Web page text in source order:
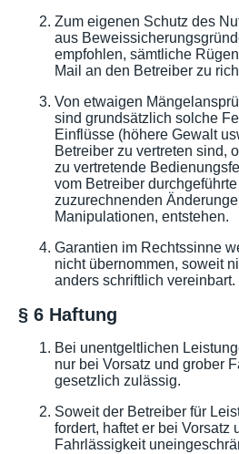
Zum eigenen Schutz des
aus
empfohlen, sämtliche
Mail an den Betreiber zu
Von etwaigen
sind grundsätzlich solche
Einflüsse (höhere Gewalt
Betreiber zu vertreten sind,
zu vertretende
vom Betreiber
zuzurechnenden
Manipulationen, entstehen.
Garantien im Rechtssinne
nicht übernommen, soweit
anders schriftlich vereinbart.
§ 6 Haftung
Bei unentgeltlichen
nur bei Vorsatz und grober
gesetzlich zulässig.
Soweit der Betreiber für
fordert, haftet er bei Vorsatz
Fahrlässigkeit